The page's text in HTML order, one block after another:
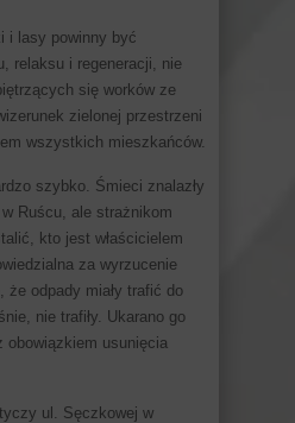
i lasy powinny być
relaksu i regeneracji, nie
się worków ze
zielonej przestrzeni
wszystkich mieszkańców.
szybko. Śmieci znalazły
Ruścu, ale strażnikom
kto jest właścicielem
za wyrzucenie
że odpady miały trafić do
nie trafiły. Ukarano go
obowiązkiem usunięcia
ul. Sęczkowej w